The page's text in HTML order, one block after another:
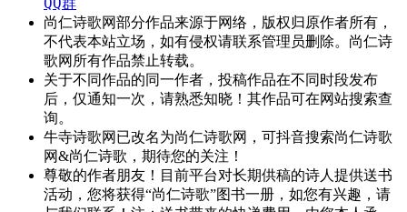
尚仁诗歌网部分作品来源于网络，版权归原作者所有，
不代表本站立场，如有侵权请联系管理员删除。尚仁诗
歌网所有作品禁止转载。
关于不同作品的同一作者，投稿作品在不同时段发布
后，仅通知一次，请熟悉知晓！其作品可在网站搜索查
询。
牛寺诗歌网已改名为尚仁诗歌网，可抖音搜索尚仁诗歌
网&尚仁诗歌，期待您的关注！
尊敬的作者朋友！目前平台对长期供稿的诗人提供送书
活动，您将获得“尚仁诗歌”图书一册，如您有兴趣，请